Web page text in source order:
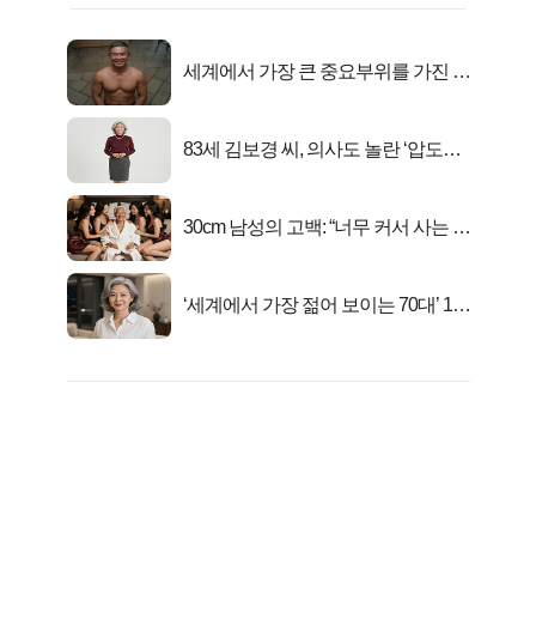
세계에서 가장 큰 중요부위를 가진 남
83세 김보경 씨, 의사도 놀란 ‘압도적
30cm 남성의 고백: “너무 커서 사는 게
‘세계에서 가장 젊어 보이는 70대’ 1위